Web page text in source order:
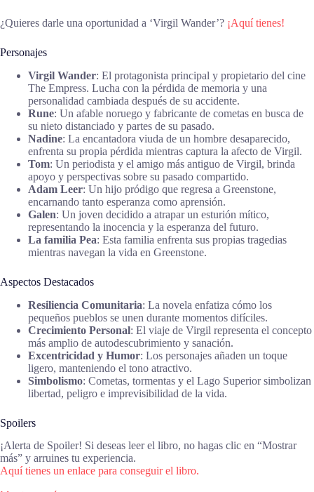
¿Quieres darle una oportunidad a ‘Virgil Wander’? ¡Aquí tienes!
Personajes
Virgil Wander: El protagonista principal y propietario del cine
The Empress. Lucha con la pérdida de memoria y una
personalidad cambiada después de su accidente.
Rune: Un afable noruego y fabricante de cometas en busca de
su nieto distanciado y partes de su pasado.
Nadine: La encantadora viuda de un hombre desaparecido,
enfrenta su propia pérdida mientras captura la afecto de Virgil.
Tom: Un periodista y el amigo más antiguo de Virgil, brinda
apoyo y perspectivas sobre su pasado compartido.
Adam Leer: Un hijo pródigo que regresa a Greenstone,
encarnando tanto esperanza como aprensión.
Galen: Un joven decidido a atrapar un esturión mítico,
representando la inocencia y la esperanza del futuro.
La familia Pea: Esta familia enfrenta sus propias tragedias
mientras navegan la vida en Greenstone.
Aspectos Destacados
Resiliencia Comunitaria: La novela enfatiza cómo los
pequeños pueblos se unen durante momentos difíciles.
Crecimiento Personal: El viaje de Virgil representa el concepto
más amplio de autodescubrimiento y sanación.
Excentricidad y Humor: Los personajes añaden un toque
ligero, manteniendo el tono atractivo.
Simbolismo: Cometas, tormentas y el Lago Superior simbolizan
libertad, peligro e imprevisibilidad de la vida.
Spoilers
¡Alerta de Spoiler! Si deseas leer el libro, no hagas clic en “Mostrar
más” y arruines tu experiencia.
Aquí tienes un enlace para conseguir el libro.